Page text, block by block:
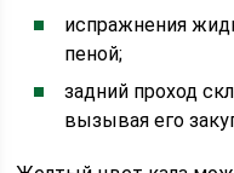
испражнения
пеной;
задний проход
вызывая его